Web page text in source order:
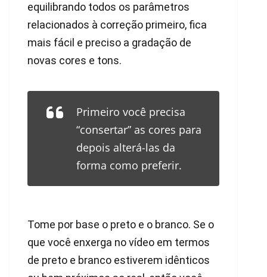
equilibrando todos os parâmetros
relacionados à correção primeiro, fica
mais fácil e preciso a gradação de
novas cores e tons.
Primeiro você precisa
“consertar” as cores para
depois alterá-las da
forma como preferir.
Tome por base o preto e o branco. Se o
que você enxerga no vídeo em termos
de preto e branco estiverem idênticos